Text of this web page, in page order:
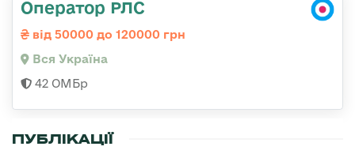
Оператор РЛС
від 50000 до 120000 грн
Вся Україна
42 ОМБр
ПУБЛІКАЦІЇ